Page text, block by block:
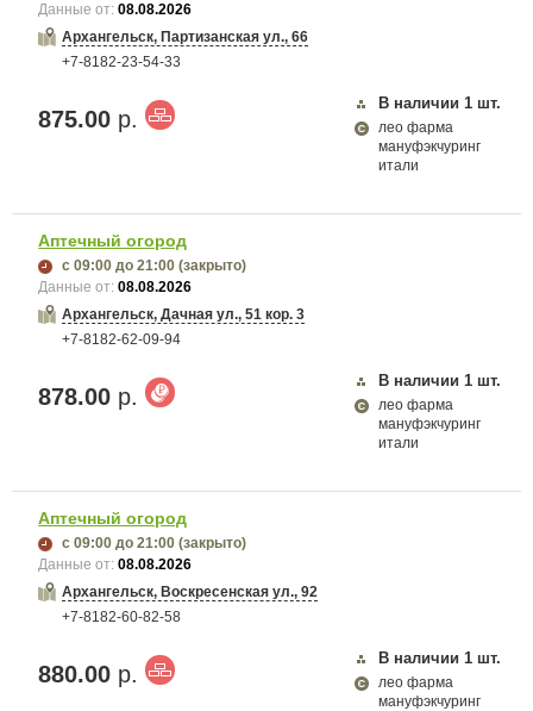
Данные от:08.08.2026
Архангельск, Партизанская ул., 66
+7-8182-23-54-33
875.00 р.
В наличии 1 шт.
лео фарма
мануфэкчуринг
итали
Аптечный огород
с 09:00 до 21:00 (закрыто)
Данные от:08.08.2026
Архангельск, Дачная ул., 51 кор. 3
+7-8182-62-09-94
878.00 р.
В наличии 1 шт.
лео фарма
мануфэкчуринг
итали
Аптечный огород
с 09:00 до 21:00 (закрыто)
Данные от:08.08.2026
Архангельск, Воскресенская ул., 92
+7-8182-60-82-58
880.00 р.
В наличии 1 шт.
лео фарма
мануфэкчуринг